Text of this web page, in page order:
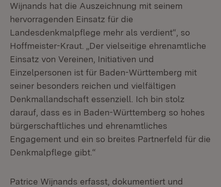
Wijnands hat die Auszeichnung mit seinem
hervorragenden Einsatz für die
Landesdenkmalpflege mehr als verdient“, so
Hoffmeister-Kraut. „Der vielseitige ehrenamtliche
Einsatz von Vereinen, Initiativen und
Einzelpersonen ist für Baden-Württemberg mit
seiner besonders reichen und vielfältigen
Denkmallandschaft essenziell. Ich bin stolz
darauf, dass es in Baden-Württemberg so hohes
bürgerschaftliches und ehrenamtliches
Engagement und ein so breites Partnerfeld für die
Denkmalpflege gibt.“
Patrice Wijnands erfasst, dokumentiert und